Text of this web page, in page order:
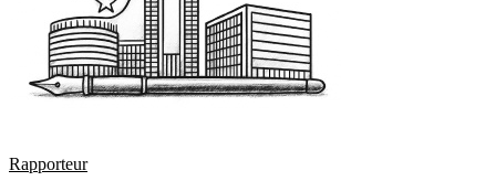
Rapporteur